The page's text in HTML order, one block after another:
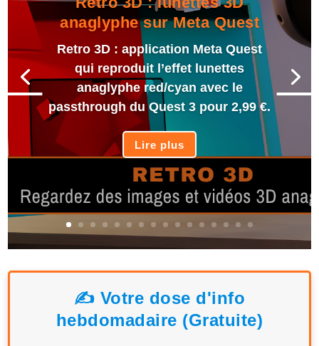
anaglyphe sur Meta Quest
Retro 3D : application Meta Quest
qui reproduit l’effet lunettes
anaglyphe red/cyan avec le
passthrough du Quest 3 pour 2,99 €.
Lire plus
✍️ Votre dose d'info
hebdomadaire (Gratuite)